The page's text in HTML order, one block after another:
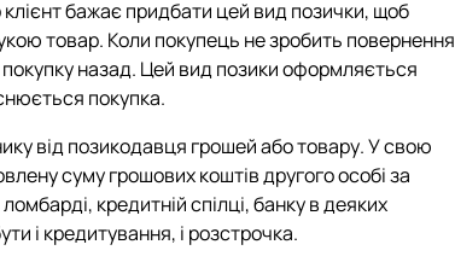
бажає придбати цей вид позички, щоб
товар. Коли покупець не зробить повернення
назад. Цей вид позики оформляється
покупка.
від позикодавця грошей або товару. У свою
суму грошових коштів другого особі за
кредитній спілці, банку в деяких
і кредитування, і розстрочка.